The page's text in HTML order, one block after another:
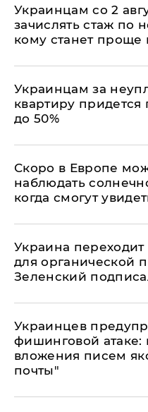
Украинцам со 2
зачислять стаж по
кому станет
Украинцам за
квартиру придется
до 50%
Скоро в Европе
наблюдать
когда смогут
Украина
для органической
Зеленский
Украинцев
фишинговой атаке:
вложения писем
почты"